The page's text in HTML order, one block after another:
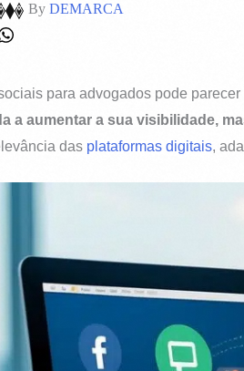
By DEMARCA
para advogados pode
a aumentar a sua visibilidade,
das plataformas digitais,